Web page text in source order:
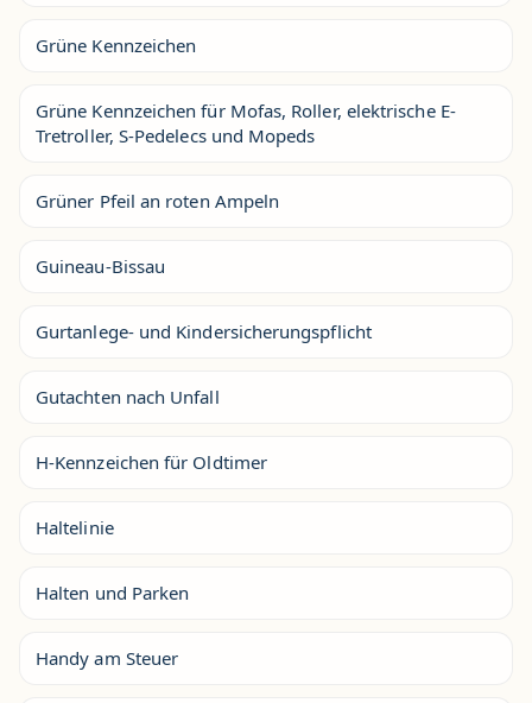
Grüne Kennzeichen
Grüne Kennzeichen für Mofas, Roller, elektrische E-
Tretroller, S-Pedelecs und Mopeds
Grüner Pfeil an roten Ampeln
Guineau-Bissau
Gurtanlege- und Kindersicherungspflicht
Gutachten nach Unfall
H-Kennzeichen für Oldtimer
Haltelinie
Halten und Parken
Handy am Steuer